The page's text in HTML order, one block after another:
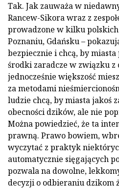
Tak. Jak zauważa w
Rancew-Sikora wraz z
prowadzone w kilku
Poznaniu, Gdańsku –
bezpiecznie i chcą, by
środki zaradcze w związku z
jednocześnie większość
za metodami
ludzie chcą, by miasta jakoś
obecności dzików, ale nie
Można powiedzieć, że ta
prawną. Prawo bowiem,
wyczytać z praktyk
automatycznie sięgających
pozwala na dowolne,
decyzji o odbieraniu dzikom